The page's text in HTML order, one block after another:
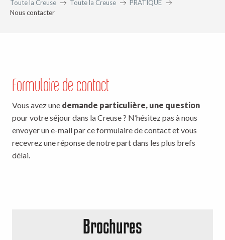
Toute la Creuse Toute la Creuse
PRATIQUE
Nous contacter
Formulaire de contact
Vous avez une demande particulière, une question
pour votre séjour dans la Creuse ? N’hésitez pas à nous
envoyer un e-mail par ce formulaire de contact et vous
recevrez une réponse de notre part dans les plus brefs
délai.
Brochures